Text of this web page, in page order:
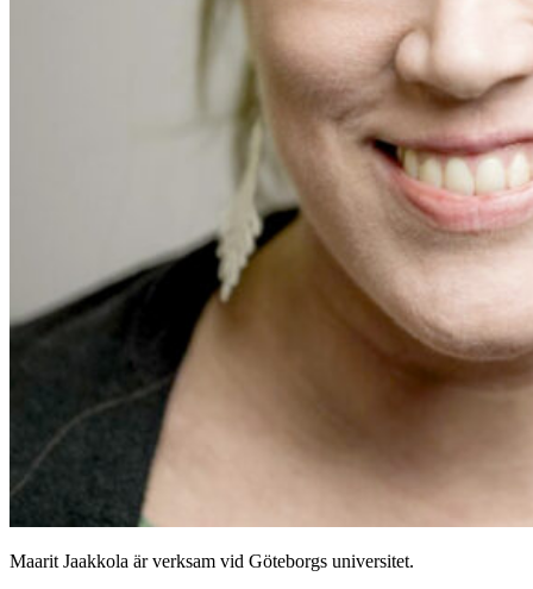
Maarit Jaakkola är verksam vid Göteborgs universitet.